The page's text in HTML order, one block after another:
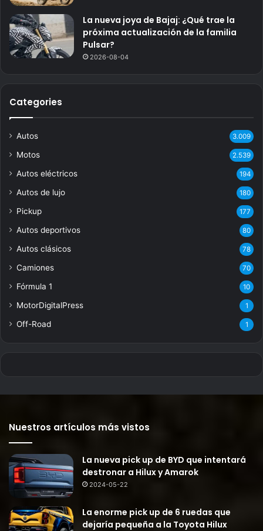
La nueva joya de Bajaj: ¿Qué trae la
próxima actualización de la familia
Pulsar?
2026-08-04
Categories
Autos 3.009
Motos 2.539
Autos eléctricos 194
Autos de lujo 180
Pickup 177
Autos deportivos 80
Autos clásicos 78
Camiones 70
Fórmula 1 10
MotorDigitalPress 1
Off-Road 1
Nuestros artículos más vistos
La nueva pick up de BYD que intentará
destronar a Hilux y Amarok
2024-05-22
La enorme pick up de 6 ruedas que
dejaría pequeña a la Toyota Hilux